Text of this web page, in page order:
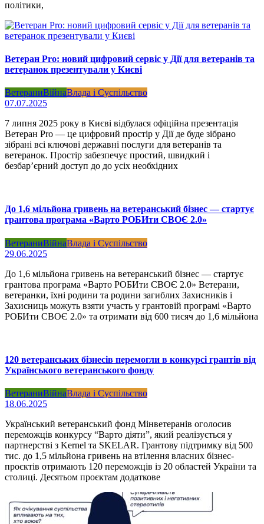
політики,
Ветеран Pro: новий цифровий сервіс у Дії для ветеранів та
ветеранок презентували у Києві
ВетераниВійнаВлада і Суспільство
07.07.2025
7 липня 2025 року в Києві відбулася офіційна презентація
Ветеран Pro — це цифровий простір у Дії де буде зібрано
зібрані всі ключові державні послуги для ветеранів та
ветеранок. Простір забезпечує простий, швидкий і
безбар’єрний доступ до до усіх необхідних
До 1,6 мільйона гривень на ветеранський бізнес — стартує
грантова програма «Варто РОБИти СВОЄ 2.0»
ВетераниВійнаВлада і Суспільство
29.06.2025
До 1,6 мільйона гривень на ветеранський бізнес — стартує
грантова програма «Варто РОБИти СВОЄ 2.0» Ветерани,
ветеранки, їхні родини та родини загиблих Захисників і
Захисниць можуть взяти участь у грантовій програмі «Варто
РОБИти СВОЄ 2.0» та отримати від 600 тисяч до 1,6 мільйона
120 ветеранських бізнесів перемогли в конкурсі грантів від
Українського ветеранського фонду
ВетераниВійнаВлада і Суспільство
18.06.2025
Український ветеранський фонд Мінветеранів оголосив
переможців конкурсу “Варто діяти”, який реалізується у
партнерстві з Kernel та SKELAR. Грантову підтримку від 500
тис. до 1,5 мільйона гривень на втілення власних бізнес-
проєктів отримають 120 переможців із 20 областей України та
столиці. Десятьом проєктам додаткове